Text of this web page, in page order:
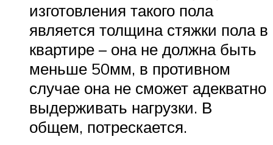
изготовления такого пола
является толщина стяжки пола в
квартире – она не должна быть
меньше 50мм, в противном
случае она не сможет адекватно
выдерживать нагрузки. В
общем, потрескается.